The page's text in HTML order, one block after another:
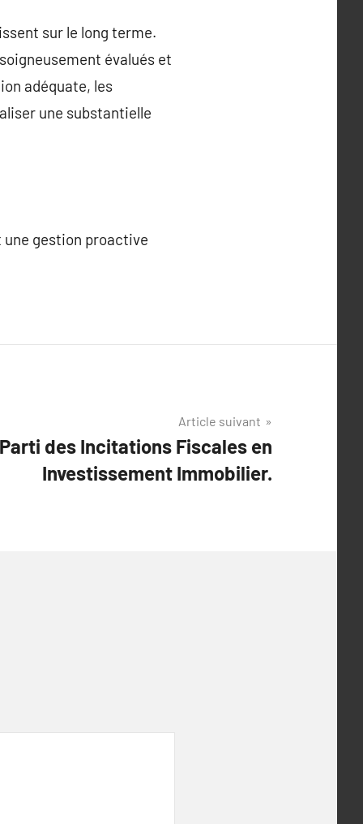
sur le long terme.
évalués et
adéquate, les
une substantielle
gestion proactive
Article suivant
des Incitations Fiscales en
Investissement Immobilier.